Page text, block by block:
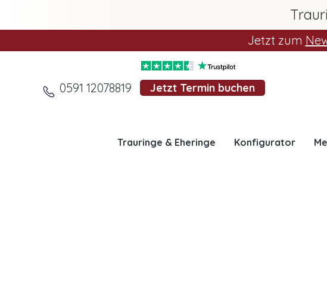
Jetzt zum
0591 12078819 Jetzt Termin buchen
Trauringe & Eheringe Konfigurator